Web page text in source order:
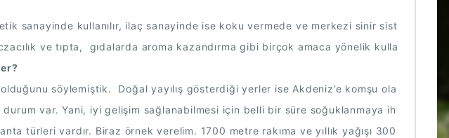
sanayinde kullanılır, ilaç sanayinde ise koku vermede ve merkezi sinir sistemini
ve tıpta,  gıdalarda aroma kazandırma gibi birçok amaca yönelik kullanım alanı
söylemiştik.  Doğal yayılış gösterdiği yerler ise Akdeniz’e komşu olan
var. Yani, iyi gelişim sağlanabilmesi için belli bir süre soğuklanmaya ihtiyaç
türleri vardır. Biraz örnek verelim. 1700 metre rakıma ve yıllık yağışı 300-